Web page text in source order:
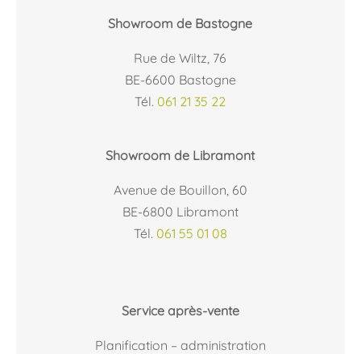
Showroom de Bastogne
Rue de Wiltz, 76
BE-6600 Bastogne
Tél.061 21 35 22
Showroom de Libramont
Avenue de Bouillon, 60
BE-6800 Libramont
Tél. 061 55 01 08
Service après-vente
Planification – administration